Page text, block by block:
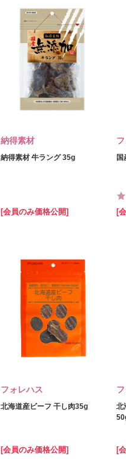
納得素材
納得素材 牛ラング 35g
[会員のみ価格公開]
国
[
フォレハス
北海道産ビーフ 干し肉35g
[会員のみ価格公開]
北
[